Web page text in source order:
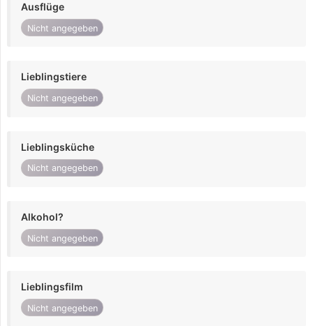
Ausflüge
Nicht angegeben
Lieblingstiere
Nicht angegeben
Lieblingsküche
Nicht angegeben
Alkohol?
Nicht angegeben
Lieblingsfilm
Nicht angegeben